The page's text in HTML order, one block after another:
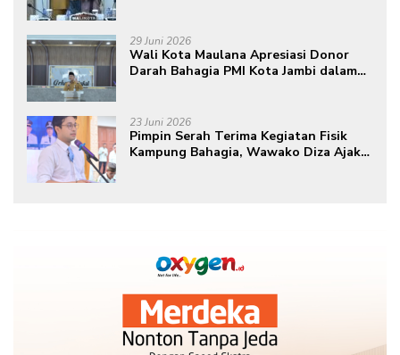
29 Juni 2026
Wali Kota Maulana Apresiasi Donor
Darah Bahagia PMI Kota Jambi dalam
23 Juni 2026
Pimpin Serah Terima Kegiatan Fisik
Kampung Bahagia, Wawako Diza Ajak